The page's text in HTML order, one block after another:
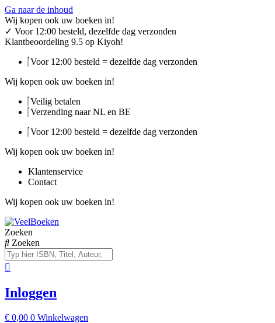
Ga naar de inhoud
Wij kopen ook uw boeken in!
✓ Voor 12:00 besteld, dezelfde dag verzonden
Klantbeoordeling 9.5 op Kiyoh!
Voor 12:00 besteld = dezelfde dag verzonden
Wij kopen ook uw boeken in!
Veilig betalen
Verzending naar NL en BE
Voor 12:00 besteld = dezelfde dag verzonden
Wij kopen ook uw boeken in!
Klantenservice
Contact
Wij kopen ook uw boeken in!
Zoeken
Zoeken
Inloggen
€ 0,00 0 Winkelwagen